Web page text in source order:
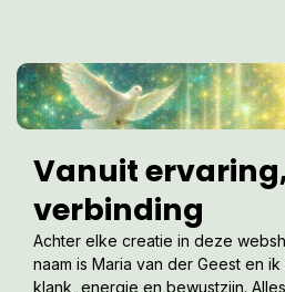
Vanuit
verbinding
Achter elke creatie in deze
naam is Maria van der Geest en
klank, energie en bewustzijn.